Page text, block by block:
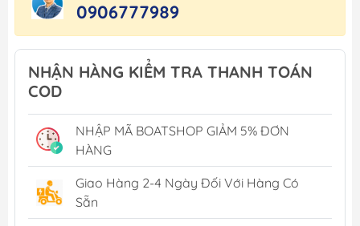
0906777989
NHẬN HÀNG KIỂM TRA THANH TOÁN
COD
NHẬP MÃ BOATSHOP GIẢM 5% ĐƠN
HÀNG
Giao Hàng 2-4 Ngày Đối Với Hàng Có
Sẵn